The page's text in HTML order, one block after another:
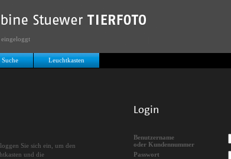
Suche Leuchtkasten
Login
Benutzername
oder Kundennummer
Passwort
Sie sich ein, um den
und die